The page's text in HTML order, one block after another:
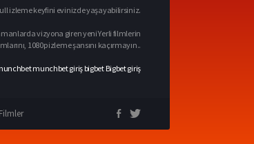
izleme keyfini evinizde yaşayabilirsiniz.
vizyona giren yeni Yerli filmlerin
1080p izleme şansını kaçırmayın..
munchbet giriş bigbet Bigbet giriş